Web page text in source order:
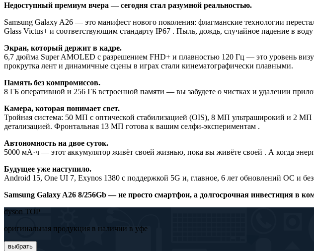
Недоступный премиум вчера — сегодня стал разумной реальностью.
Samsung Galaxy A26 — это манифест нового поколения: флагманские технологии
Glass Victus+ и соответствующим стандарту IP67 . Пыль, дождь, случайное падение в
Экран, который держит в кадре.
6,7 дюйма Super AMOLED с разрешением FHD+ и плавностью 120 Гц — это уровень
прокрутка лент и динамичные сцены в играх стали кинематографически плавными.
Память без компромиссов.
8 ГБ оперативной и 256 ГБ встроенной памяти — вы забудете о чистках и удалении
Камера, которая понимает свет.
Тройная система: 50 МП с оптической стабилизацией (OIS), 8 МП ультраширокий и 2
детализацией. Фронтальная 13 МП готова к вашим селфи-экспериментам .
Автономность на двое суток.
5000 мА·ч — этот аккумулятор живёт своей жизнью, пока вы живёте своей . А когда
Будущее уже наступило.
Android 15, One UI 7, Exynos 1380 с поддержкой 5G и, главное, 6 лет обновлений ОС и
Samsung Galaxy A26 8/256Gb — не просто смартфон, а долгосрочная инвестиция в
dyson TOP
оригинальная продукция в наличии в уфе
выбрать